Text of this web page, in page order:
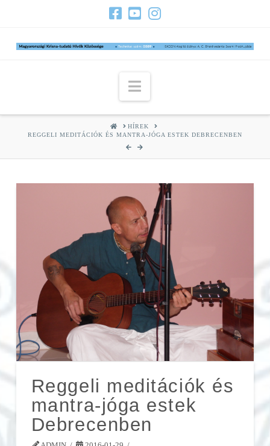
Navigation
HOMEHÍREK
REGGELI MEDITÁCIÓK ÉS MANTRA-JÓGA ESTEK DEBRECENBEN
Reggeli meditációk és
mantra-jóga estek
Debrecenben